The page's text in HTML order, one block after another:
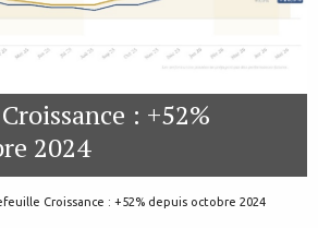
: +52%
2024
Croissance : +52% depuis octobre 2024